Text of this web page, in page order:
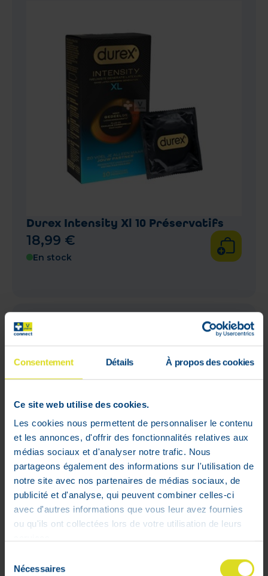
Consentement Détails À propos des cookies
Ce site web utilise des cookies.
Les cookies nous permettent de personnaliser le contenu
et les annonces, d'offrir des fonctionnalités relatives aux
médias sociaux et d'analyser notre trafic. Nous
partageons également des informations sur l'utilisation de
notre site avec nos partenaires de médias sociaux, de
publicité et d'analyse, qui peuvent combiner celles-ci
avec d'autres informations que vous leur avez fournies
ou qu'ils ont collectées lors de votre utilisation de leurs
Nécessaires
Durex Intensity Xl 10 Préservatifs
18,99 €
En stock
Durex Thin Feel Preservatifs 20